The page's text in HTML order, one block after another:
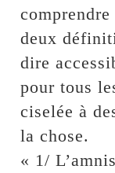
deux
dire
pour tous
ciselée à
la chose.
« 1/